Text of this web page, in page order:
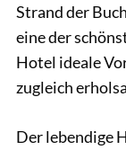
Strand der
eine der
Hotel ideale
zugleich
Der lebendige